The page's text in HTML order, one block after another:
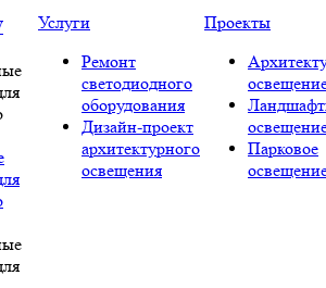
Услуги
Ремонт
светодиодного
оборудования
Дизайн-проект
архитектурного
освещения
Проекты
Парковое